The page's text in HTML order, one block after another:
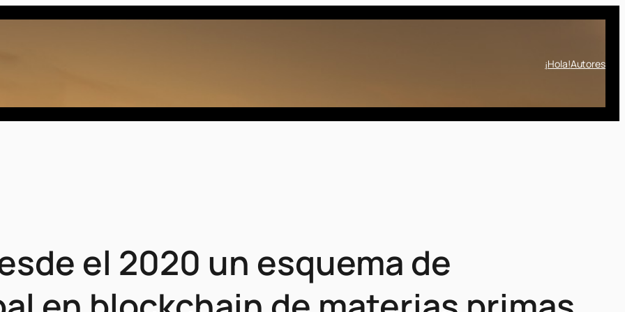
¡Hola!Autores
el 2020 un esquema de